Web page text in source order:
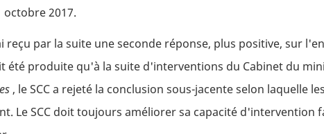
octobre 2017.
reçu par la suite une seconde réponse, plus positive, sur
produite qu'à la suite d'interventions du Cabinet du
, le SCC a rejeté la conclusion sous-jacente selon laquelle
Le SCC doit toujours améliorer sa capacité d'intervention